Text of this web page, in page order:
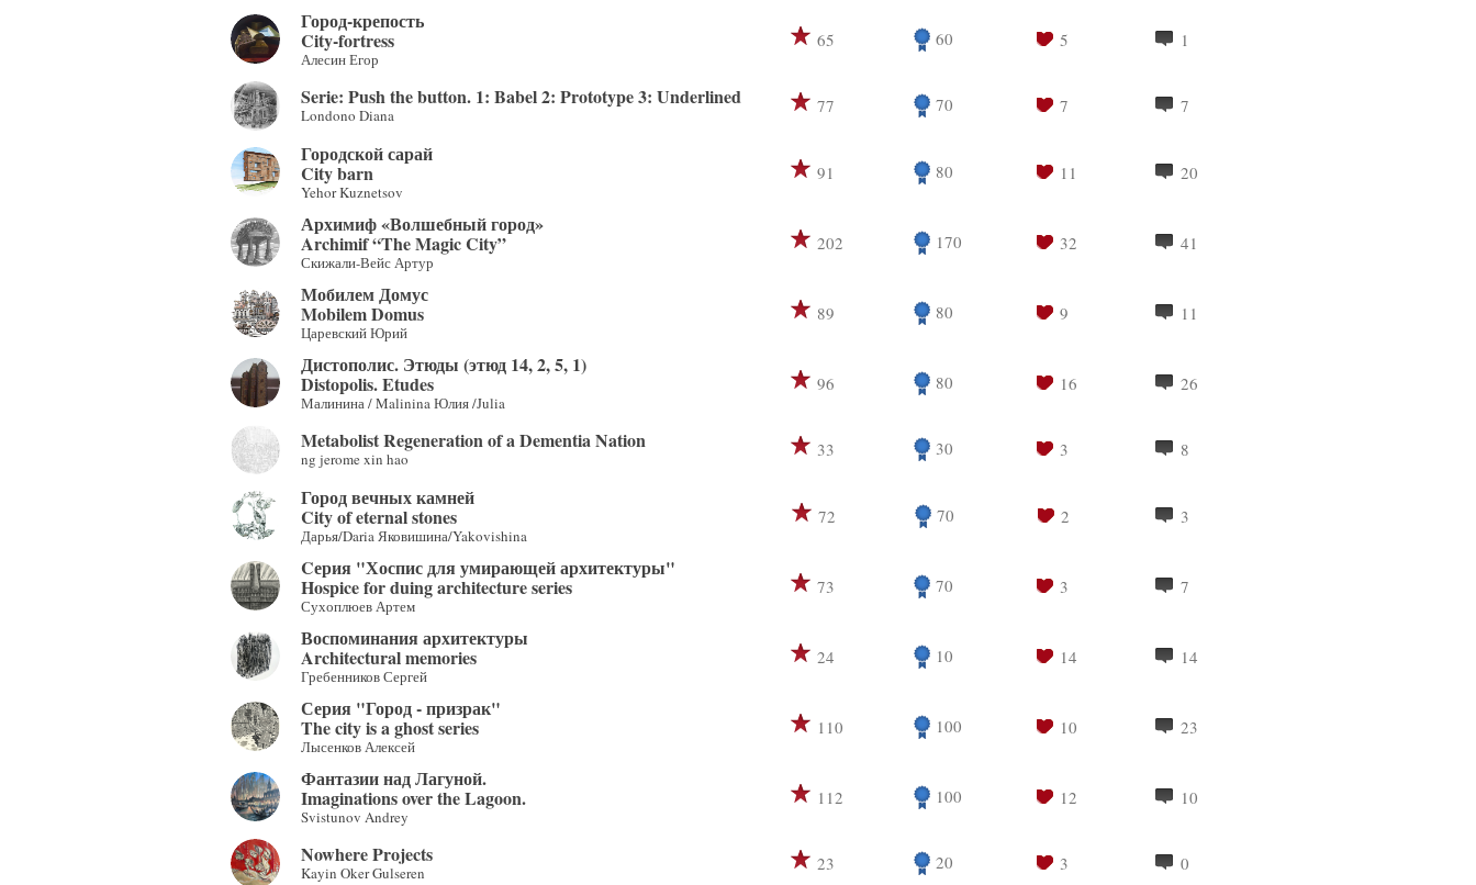
Город-крепость
City-fortress
Алесин Егор
65 60 5 1
Serie: Push the button. 1: Babel 2: Prototype 3: Underlined
Londono Diana 77 70 7 7
Городской сарай
City barn
Yehor Kuznetsov
91 80 11 20
Архимиф «Волшебный город»
Archimif “The Magic City”
Скижали-Вейс Артур
202 170 32 41
Мобилем Домус
Mobilem Domus
Царевский Юрий
89 80 9 11
Дистополис. Этюды (этюд 14, 2, 5, 1)
Distopolis. Etudes
Малинина / Malinina Юлия /Julia
96 80 16 26
Metabolist Regeneration of a Dementia Nation
ng jerome xin hao 33 30 3 8
Город вечных камней
City of eternal stones
Дарья/Daria Яковишина/Yakovishina
72 70 2 3
Cерия "Хоспис для умирающей архитектуры"
Hospice for duing architecture series
Сухоплюев Артем
73 70 3 7
Воспоминания архитектуры
Architectural memories
Гребенников Сергей
24 10 14 14
Серия "Город - призрак"
The city is a ghost series
Лысенков Алексей
110 100 10 23
Фантазии над Лагуной.
Imaginations over the Lagoon.
Svistunov Andrey
112 100 12 10
Nowhere Projects
Kayin Oker Gulseren 23 20 3 0